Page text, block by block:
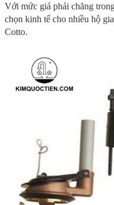
Với mức giá phải chăng
chọn kinh tế cho nhiều hộ
Cotto.